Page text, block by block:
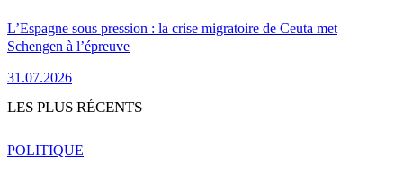
L’Espagne sous pression : la crise migratoire de Ceuta met
Schengen à l’épreuve
31.07.2026
LES PLUS RÉCENTS
POLITIQUE